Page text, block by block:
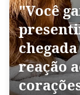
"Você
reação